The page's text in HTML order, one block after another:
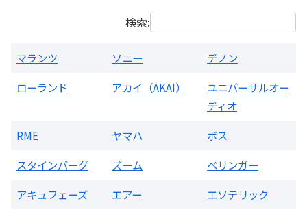
検索:
マランツ ソニー
デノン
ローランド
アカイ（AKAI）
ユニバーサルオー
ディオ
RME
ヤマハ
ボス
スタインバーグ
ズーム
ベリンガー
アキュフェーズ
エアー
エソテリック